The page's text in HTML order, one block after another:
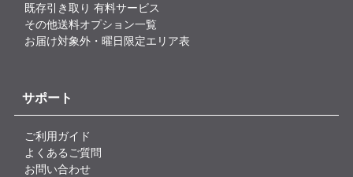
既存引き取り 有料サービス
その他送料オプション一覧
お届け対象外・曜日限定エリア表
サポート
ご利用ガイド
よくあるご質問
お問い合わせ